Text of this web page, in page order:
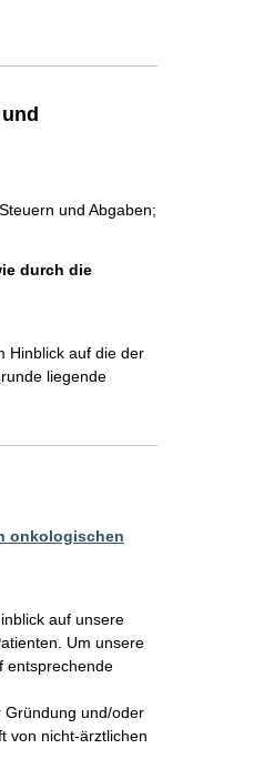
und Abgaben;
durch die
Hinblick auf die der
liegende
onkologischen
auf unsere
Um unsere
entsprechende
Gründung und/oder
von nicht-ärztlichen